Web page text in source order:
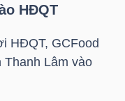
HĐQT
HĐQT, GCFood
Thanh Lâm vào